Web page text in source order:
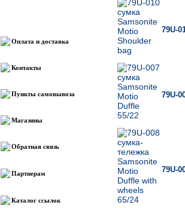
Оплата и доставка
Контакты
Пункты самовывоза
Магазины
Обратная связь
Партнерам
Каталог ссылок
79U-
79U-
79U-